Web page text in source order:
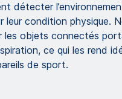
détecter
leur condition physique.
les objets connectés
ce qui les rend
de sport.